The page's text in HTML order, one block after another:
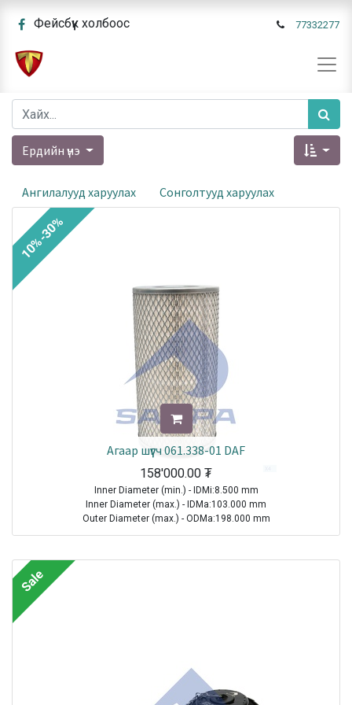
Фейсбүүк холбоос 77332277
Ердийн үнэ
Ангилалууд харуулах Сонголтууд харуулах
Агаар шүүгч 061.338-01 DAF
158'000.00 ₮
Inner Diameter (min.) - IDMi:8.500 mm
Inner Diameter (max.) - IDMa:103.000 mm
Outer Diameter (max.) - ODMa:198.000 mm
Height - H:378.000 mm
TRUCK|VOLVO|FLC|1996-2000
10%-30%
Sale